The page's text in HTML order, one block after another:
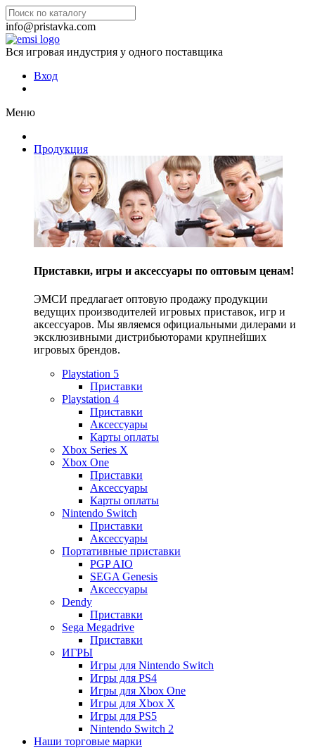
info@pristavka.com
Вся игровая индустрия у одного поставщика
Вход
Меню
Продукция
Приставки, игры и аксессуары по оптовым ценам!
ЭМСИ предлагает оптовую продажу продукции
ведущих производителей игровых приставок, игр и
аксессуаров. Мы являемся официальными дилерами и
эксклюзивными дистрибьюторами крупнейших
игровых брендов.
Playstation 5
Приставки
Playstation 4
Приставки
Аксессуары
Карты оплаты
Xbox Series X
Xbox One
Приставки
Аксессуары
Карты оплаты
Nintendo Switch
Приставки
Аксессуары
Портативные приставки
PGP AIO
SEGA Genesis
Аксессуары
Dendy
Приставки
Sega Megadrive
Приставки
ИГРЫ
Игры для Nintendo Switch
Игры для PS4
Игры для Xbox One
Игры для Xbox X
Игры для PS5
Nintendo Switch 2
Наши торговые марки